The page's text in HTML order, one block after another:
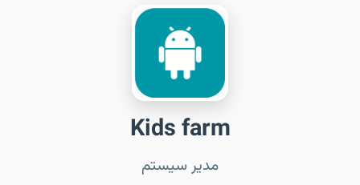
Kids farm
مدیر سیستم